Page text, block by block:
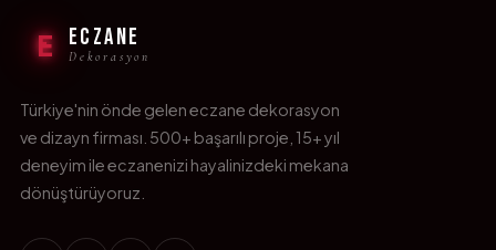
E ECZANE
Dekorasyon
Türkiye'nin önde gelen eczane dekorasyon
ve dizayn firması. 500+ başarılı proje, 15+ yıl
deneyim ile eczanenizi hayalinizdeki mekana
dönüştürüyoruz.